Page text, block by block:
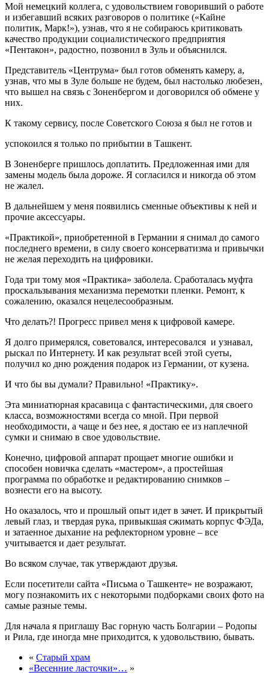
Мой немецкий коллега, с удовольствием говоривший о работе
и избегавший всяких разговоров о политике («Кайне
политик, Марк!»), узнав, что я не собираюсь критиковать
качество продукции социалистического предприятия
«Пентакон», радостно, позвонил в Зуль и объяснился.
Представитель «Центрума» был готов обменять камеру, а,
узнав, что мы в Зуле больше не будем, был настолько любезен,
что вышел на связь с Зоненбергом и договорился об обмене у
них.
К такому сервису, после Советского Союза я был не готов и
успокоился я только по прибытии в Ташкент.
В Зоненберге пришлось доплатить. Предложенная ими для
замены модель была дороже. Я согласился и никогда об этом
не жалел.
В дальнейшем у меня появились сменные объективы к ней и
прочие аксессуары.
«Практикой», приобретенной в Германии я снимал до самого
последнего времени, в силу своего консерватизма и привычки
не желая переходить на цифровики.
Года три тому моя «Практика» заболела. Сработалась муфта
проскальзывания механизма перемотки пленки. Ремонт, к
сожалению, оказался нецелесообразным.
Что делать?! Прогресс привел меня к цифровой камере.
Я долго примерялся, советовался, интересовался и узнавал,
рыскал по Интернету. И как результат всей этой суеты,
получил ко дню рождения подарок из Германии, от кузена.
И что бы вы думали? Правильно! «Практику».
Эта миниатюрная красавица с фантастическими, для своего
класса, возможностями всегда со мной. При первой
необходимости, а чаще и без нее, я достаю ее из наплечной
сумки и снимаю в свое удовольствие.
Конечно, цифровой аппарат прощает многие ошибки и
способен новичка сделать «мастером», а простейшая
программа по обработке и редактированию снимков –
вознести его на высоту.
Но оказалось, что и прошлый опыт идет в зачет. И прикрытый
левый глаз, и твердая рука, привыкшая сжимать корпус ФЭДа,
и затаенное дыхание на рефлекторном уровне – все
учитывается и дает результат.
Во всяком случае, так утверждают друзья.
Если посетители сайта «Письма о Ташкенте» не возражают,
могу познакомить их с некоторыми подборками своих фото на
самые разные темы.
Для начала я приглашу Вас горную часть Болгарии – Родопы
и Рила, где иногда мне приходится, к удовольствию, бывать.
« Старый храм
«Весенние ласточки»… »